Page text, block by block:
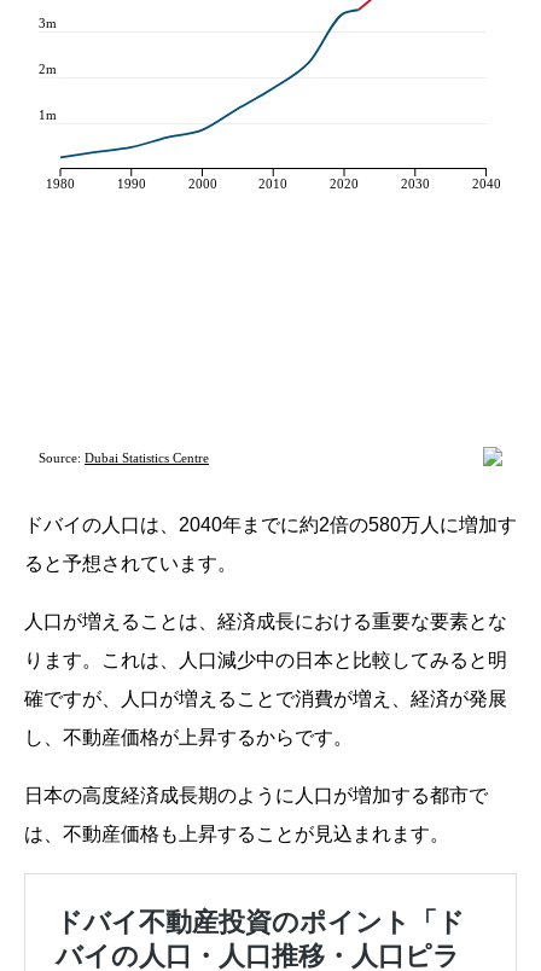
ドバイの人口は、2040年までに約2倍の580万人に増加す
ると予想されています。
人口が増えることは、経済成長における重要な要素とな
ります。これは、人口減少中の日本と比較してみると明
確ですが、人口が増えることで消費が増え、経済が発展
し、不動産価格が上昇するからです。
日本の高度経済成長期のように人口が増加する都市で
は、不動産価格も上昇することが見込まれます。